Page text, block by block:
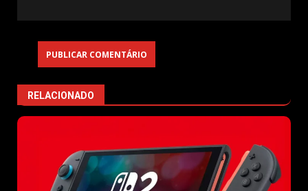
RELACIONADO